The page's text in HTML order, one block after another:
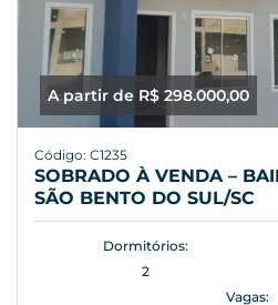
A partir de R$ 298.000,00
Código: C1235
SOBRADO À VENDA –
SÃO BENTO DO SUL/SC
Dormitórios:
2
Vagas: